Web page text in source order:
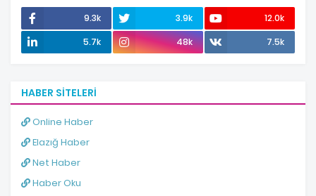
9.3k 3.9k
12.0k
5.7k
48k 7.5k
HABER SITELERI
Online Haber
Elazığ Haber
Net Haber
Haber Oku